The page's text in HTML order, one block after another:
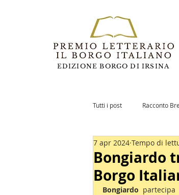
EDIZIONE BORGO DI IRSINA
Tutti i post Racconto
Romanzo Inedito
Bongiardo
Borgo
7 apr 2024 Tempo di
Bongiardo partecipa